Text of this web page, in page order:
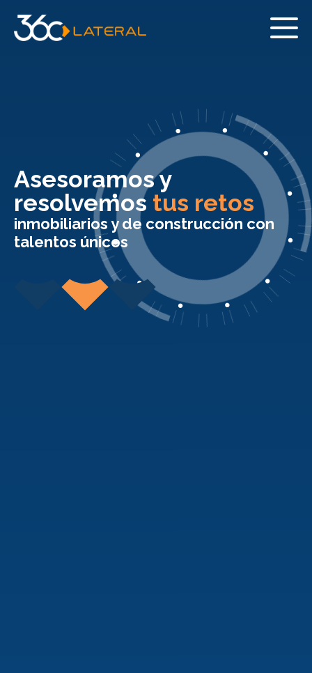
Asesoramos y
resolvemos tus retos
inmobiliarios y de construcción con
talentos únicos